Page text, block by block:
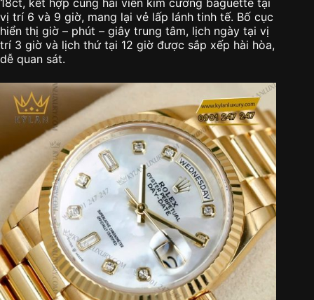
vị trí 6 và 9 giờ, mang lại vẻ lấp lánh tinh tế. Bố cục
hiển thị giờ – phút – giây trung tâm, lịch ngày tại vị
trí 3 giờ và lịch thứ tại 12 giờ được sắp xếp hài hòa,
dễ quan sát.